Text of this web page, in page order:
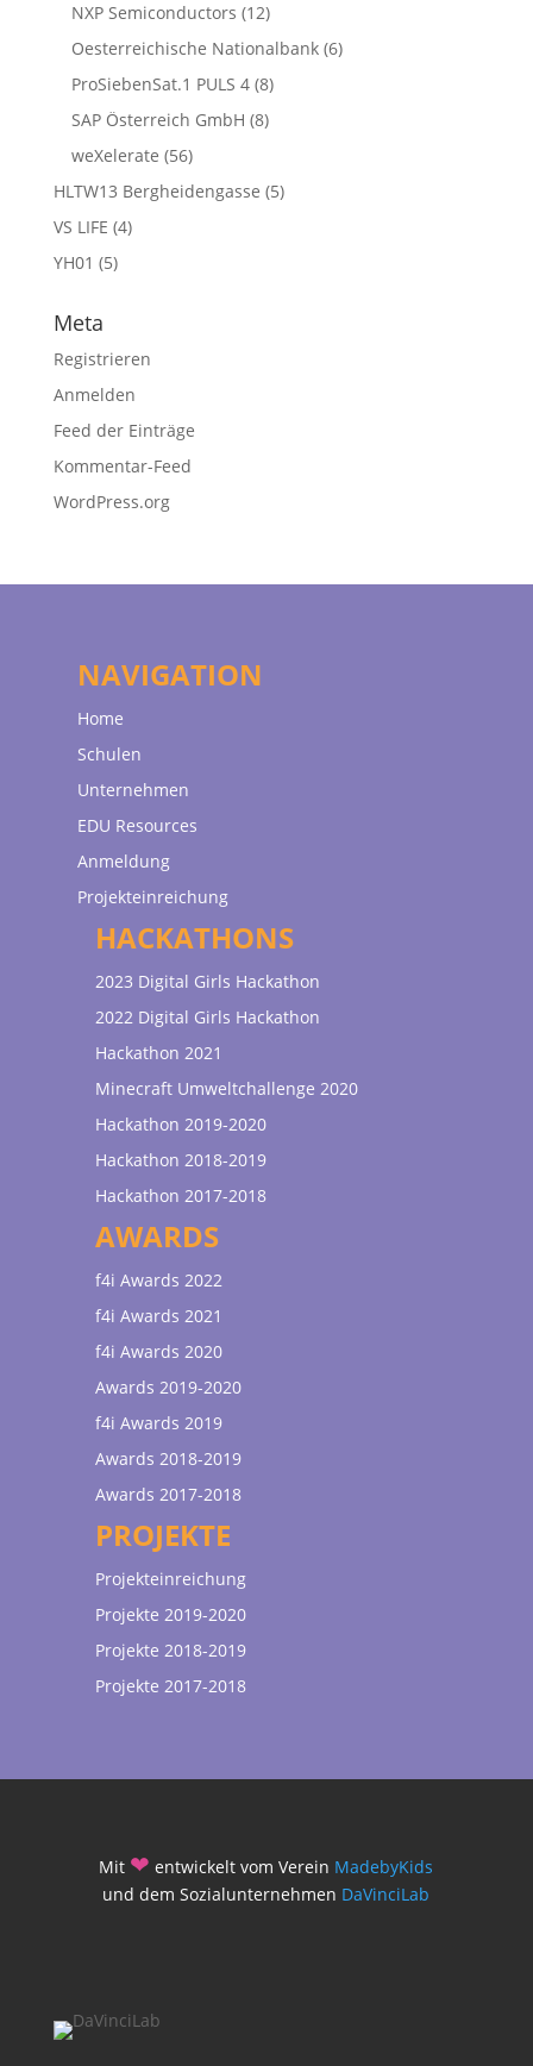
NXP Semiconductors (12)
Oesterreichische Nationalbank(6)
ProSiebenSat.1 PULS 4(8)
SAP Österreich GmbH (8)
weXelerate (56)
HLTW13 Bergheidengasse (5)
VS LIFE (4)
YH01 (5)
Meta
Registrieren
Anmelden
Feed der Einträge
Kommentar-Feed
WordPress.org
NAVIGATION
Home
Schulen
Unternehmen
EDU Resources
Anmeldung
Projekteinreichung
HACKATHONS
2023 Digital Girls Hackathon
2022 Digital Girls Hackathon
Hackathon 2021
Minecraft Umweltchallenge 2020
Hackathon 2019-2020
Hackathon 2018-2019
Hackathon 2017-2018
AWARDS
f4i Awards 2022
f4i Awards 2021
f4i Awards 2020
Awards 2019-2020
f4i Awards 2019
Awards 2018-2019
Awards 2017-2018
PROJEKTE
Projekteinreichung
Projekte 2019-2020
Projekte 2018-2019
Projekte 2017-2018
Mit ❤ entwickelt vom Verein MadebyKids
und dem Sozialunternehmen DaVinciLab